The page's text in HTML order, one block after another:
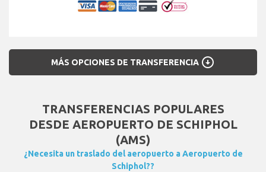
MÁS OPCIONES DE TRANSFERENCIA arrow_circle_down
TRANSFERENCIAS POPULARES
DESDE AEROPUERTO DE SCHIPHOL
(AMS)
¿Necesita un traslado del aeropuerto a Aeropuerto de
Schiphol??